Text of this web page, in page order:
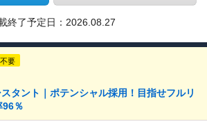
終了予定日： 2026.08.27
要
タント｜ポテンシャル採用！目指せフルリ
96％